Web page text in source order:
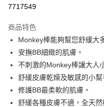
運送方式
免運費
香港
7717549
商品特色
Monkey棒能夠幫您舒緩大
安撫BB細緻的肌膚。
不刺激的Monkey棒讓大人
舒緩皮膚乾燥及敏感的小幫
修護BB最柔軟的肌膚。
舒緩各種皮膚不適，全天